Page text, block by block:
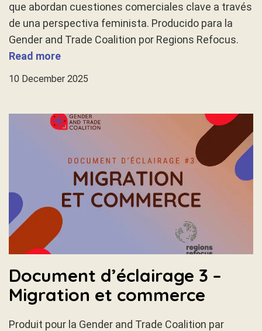
que abordan cuestiones comerciales clave a través
de una perspectiva feminista. Producido para la
Gender and Trade Coalition por Regions Refocus.
Read more
10 December 2025
Document d’éclairage 3 –
Migration et commerce
Produit pour la Gender and Trade Coalition par